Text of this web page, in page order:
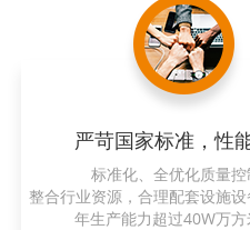
严苛国家标准，性
标准化、全优化质量
整合行业资源，合理配套设施
年生产能力超过40W万